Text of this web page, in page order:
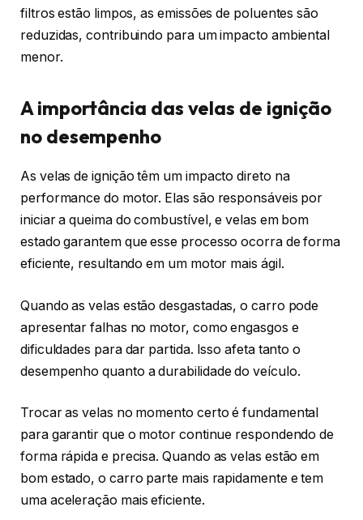
filtros estão limpos, as emissões de poluentes são
reduzidas, contribuindo para um impacto ambiental
menor.
A importância das velas de ignição
no desempenho
As velas de ignição têm um impacto direto na
performance do motor. Elas são responsáveis por
iniciar a queima do combustível, e velas em bom
estado garantem que esse processo ocorra de forma
eficiente, resultando em um motor mais ágil.
Quando as velas estão desgastadas, o carro pode
apresentar falhas no motor, como engasgos e
dificuldades para dar partida. Isso afeta tanto o
desempenho quanto a durabilidade do veículo.
Trocar as velas no momento certo é fundamental
para garantir que o motor continue respondendo de
forma rápida e precisa. Quando as velas estão em
bom estado, o carro parte mais rapidamente e tem
uma aceleração mais eficiente.